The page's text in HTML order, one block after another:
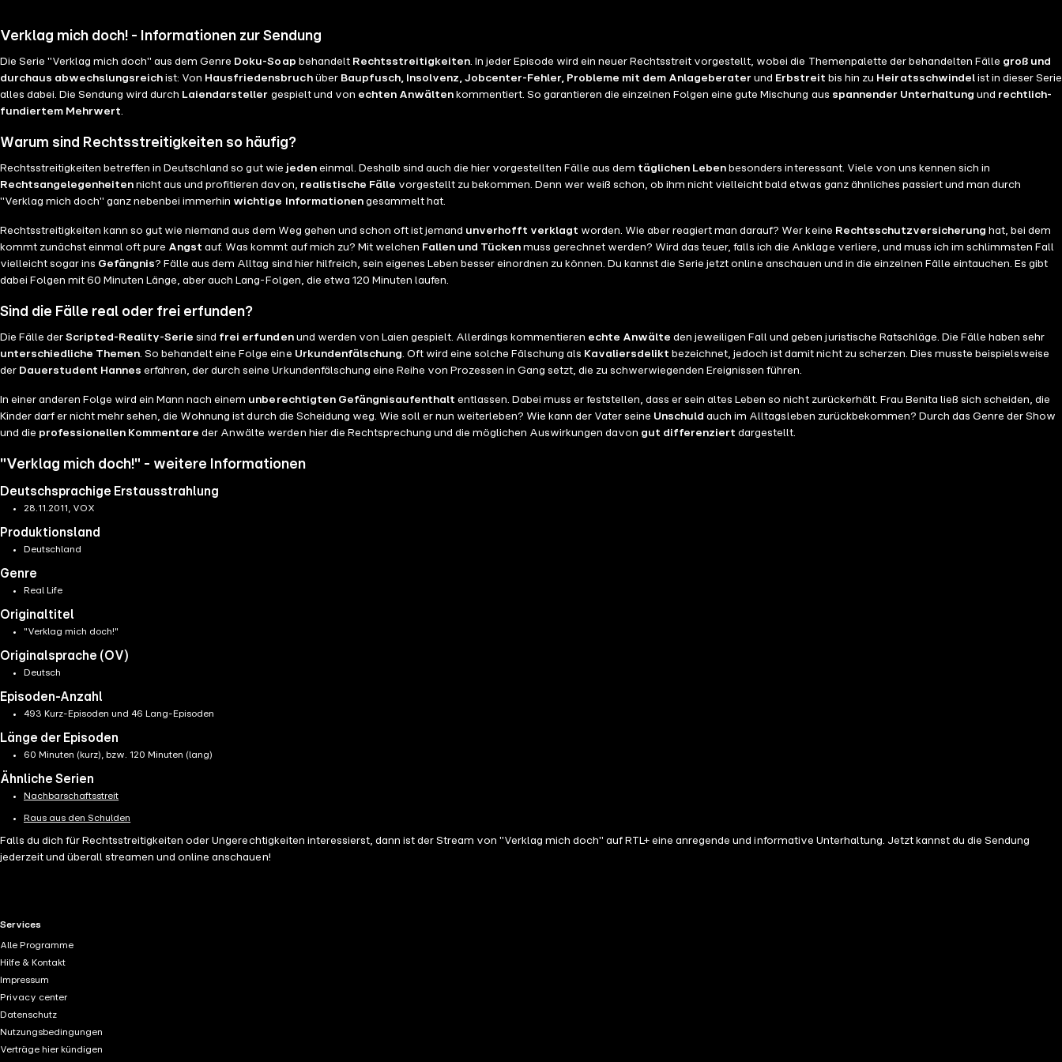
Verklag mich doch! - Informationen zur Sendung
Die Serie "Verklag mich doch" aus dem Genre Doku-Soap behandelt Rechtsstreitigkeiten. In jeder Episode wird ein neuer Rechtsstreit vorgestellt, wobei die Themenpalette der behandelten Fälle groß und
durchaus abwechslungsreich ist: Von Hausfriedensbruchüber Baupfusch, Insolvenz, Jobcenter-Fehler, Probleme mit dem Anlageberater und Erbstreit bis hin zu Heiratsschwindelist in dieser Serie
alles dabei. Die Sendung wird durch Laiendarsteller gespielt und von echten Anwältenkommentiert. So garantieren die einzelnen Folgen eine gute Mischung aus spannender Unterhaltung und rechtlich-
fundiertem Mehrwert.
Warum sind Rechtsstreitigkeiten so häufig?
Rechtsstreitigkeiten betreffen in Deutschland so gut wie jedeneinmal. Deshalb sind auch die hier vorgestellten Fälle aus dem täglichen Leben besonders interessant. Viele von uns kennen sich in
Rechtsangelegenheiten nicht aus und profitieren davon, realistische Fälle vorgestellt zu bekommen. Denn wer weiß schon, ob ihm nicht vielleicht bald etwas ganz ähnliches passiert und man durch
"Verklag mich doch" ganz nebenbei immerhin wichtige Informationengesammelt hat.
Rechtsstreitigkeiten kann so gut wie niemand aus dem Weg gehen und schon oft ist jemand unverhofft verklagt worden. Wie aber reagiert man darauf? Wer keine Rechtsschutzversicherung hat, bei dem
kommt zunächst einmal oft pure Angst auf. Was kommt auf mich zu? Mit welchen Fallen und Tückenmuss gerechnet werden? Wird das teuer, falls ich die Anklage verliere, und muss ich im schlimmsten Fall
vielleicht sogar ins Gefängnis? Fälle aus dem Alltag sind hier hilfreich, sein eigenes Leben besser einordnen zu können. Du kannst die Serie jetzt online anschauen und in die einzelnen Fälle eintauchen. Es gibt
dabei Folgen mit 60 Minuten Länge, aber auch Lang-Folgen, die etwa 120 Minuten laufen.
Sind die Fälle real oder frei erfunden?
Die Fälle derScripted-Reality-Serie sind frei erfundenund werden von Laien gespielt. Allerdings kommentieren echte Anwälte den jeweiligen Fall und geben juristische Ratschläge. Die Fälle haben sehr
unterschiedliche Themen. So behandelt eine Folge eine Urkundenfälschung. Oft wird eine solche Fälschung als Kavaliersdelikt bezeichnet, jedoch ist damit nicht zu scherzen. Dies musste beispielsweise
der Dauerstudent Hannes erfahren, der durch seine Urkundenfälschung eine Reihe von Prozessen in Gang setzt, die zu schwerwiegenden Ereignissen führen.
In einer anderen Folge wird ein Mann nach einem unberechtigten Gefängnisaufenthalt entlassen. Dabei muss er feststellen, dass er sein altes Leben so nicht zurückerhält. Frau Benita ließ sich scheiden, die
Kinder darf er nicht mehr sehen, die Wohnung ist durch die Scheidung weg. Wie soll er nun weiterleben? Wie kann der Vater seine Unschuld auch im Alltagsleben zurückbekommen? Durch das Genre der Show
und die professionellen Kommentare der Anwälte werden hier die Rechtsprechung und die möglichen Auswirkungen davon gut differenziert dargestellt.
"Verklag mich doch!" - weitere Informationen
Deutschsprachige Erstausstrahlung
28.11.2011, VOX
Produktionsland
Deutschland
Genre
Real Life
Originaltitel
"Verklag mich doch!"
Originalsprache (OV)
Deutsch
Episoden-Anzahl
493 Kurz-Episoden und 46 Lang-Episoden
Länge der Episoden
60 Minuten (kurz), bzw. 120 Minuten (lang)
Ähnliche Serien
Nachbarschaftsstreit
Raus aus den Schulden
Falls du dich für Rechtsstreitigkeiten oder Ungerechtigkeiten interessierst, dann ist der Stream von "Verklag mich doch" auf RTL+ eine anregende und informative Unterhaltung. Jetzt kannst du die Sendung
jederzeit und überall streamen und online anschauen!
RTL+ useful links.
Services
Alle Programme
Hilfe & Kontakt
Impressum
Privacy center
Datenschutz
Nutzungsbedingungen
Verträge hier kündigen